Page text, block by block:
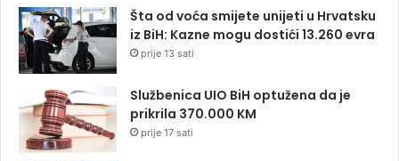
Šta od voća smijete unijeti u Hrvatsku
iz BiH: Kazne mogu dostići 13.260 evra
prije 13 sati
Službenica UIO BiH optužena da je
prikrila 370.000 KM
prije 17 sati